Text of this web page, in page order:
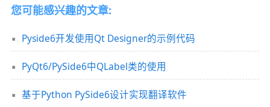
您可能感兴趣的文章:
Pyside6开发使用Qt Designer的示例代码
PyQt6/PySide6中QLabel类的使用
基于Python PySide6设计实现翻译软件